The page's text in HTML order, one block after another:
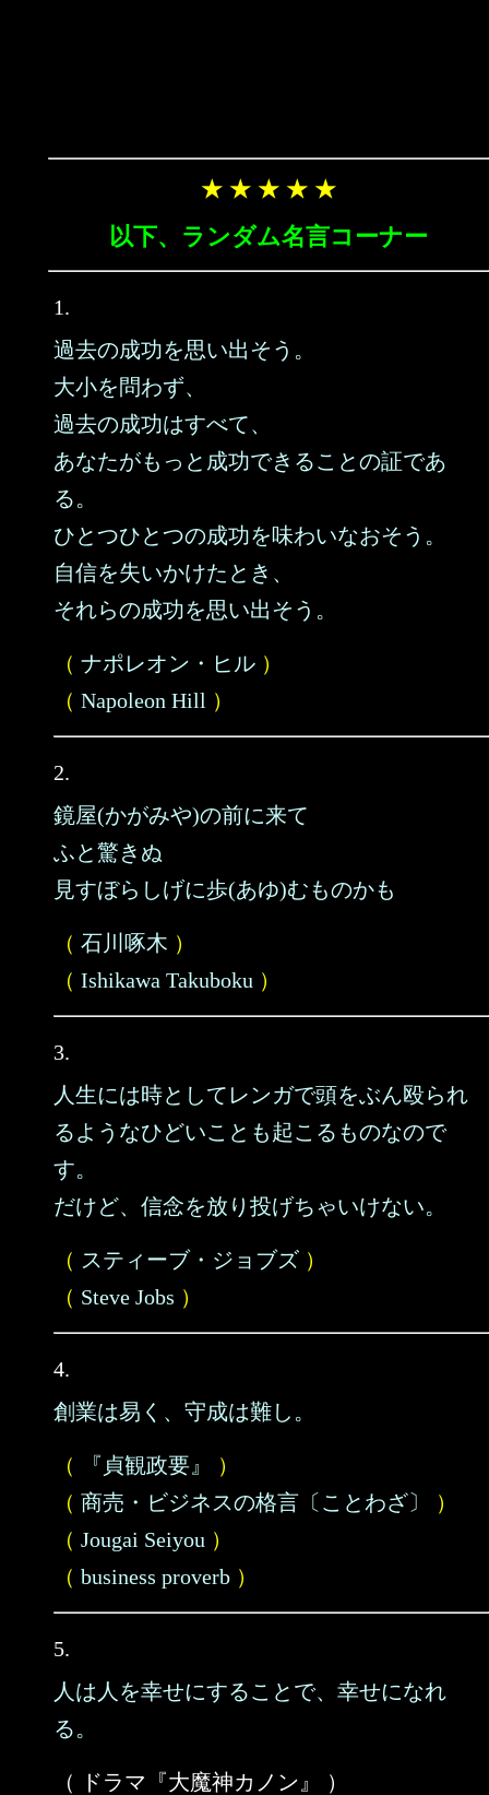
★ ★ ★ ★ ★
以下、ランダム名言コーナー
1.
過去の成功を思い出そう。
大小を問わず、
過去の成功はすべて、
あなたがもっと成功できることの証であ
る。
ひとつひとつの成功を味わいなおそう。
自信を失いかけたとき、
それらの成功を思い出そう。
（ ナポレオン・ヒル ）
（ Napoleon Hill ）
2.
鏡屋(かがみや)の前に来て
ふと驚きぬ
見すぼらしげに歩(あゆ)むものかも
（ 石川啄木 ）
（ Ishikawa Takuboku ）
3.
人生には時としてレンガで頭をぶん殴られ
るようなひどいことも起こるものなので
す。
だけど、信念を放り投げちゃいけない。
（ スティーブ・ジョブズ ）
（ Steve Jobs ）
4.
創業は易く、守成は難し。
（ 『貞観政要』
）
（ 商売・ビジネスの格言〔ことわざ〕
）
（ Jougai Seiyou ）
（ business proverb ）
5.
人は人を幸せにすることで、幸せになれ
る。
（ ドラマ『大魔神カノン』 ）